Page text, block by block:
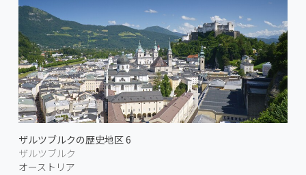
ザルツブルクの歴史地区 6
ザルツブルク
オーストリア